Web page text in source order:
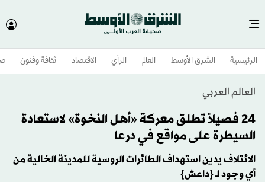
الرئيسية الشرق الأوسط​ العالم الرأي الاقتصاد ثقافة وفنون
العالم العربي
24 فصيلاً تطلق معركة «أهل النخوة» لاستعادة
السيطرة على مواقع في درعا
الائتلاف يدين استهداف الطائرات الروسية للمدينة الخالية من
أي وجود لـ {داعش}